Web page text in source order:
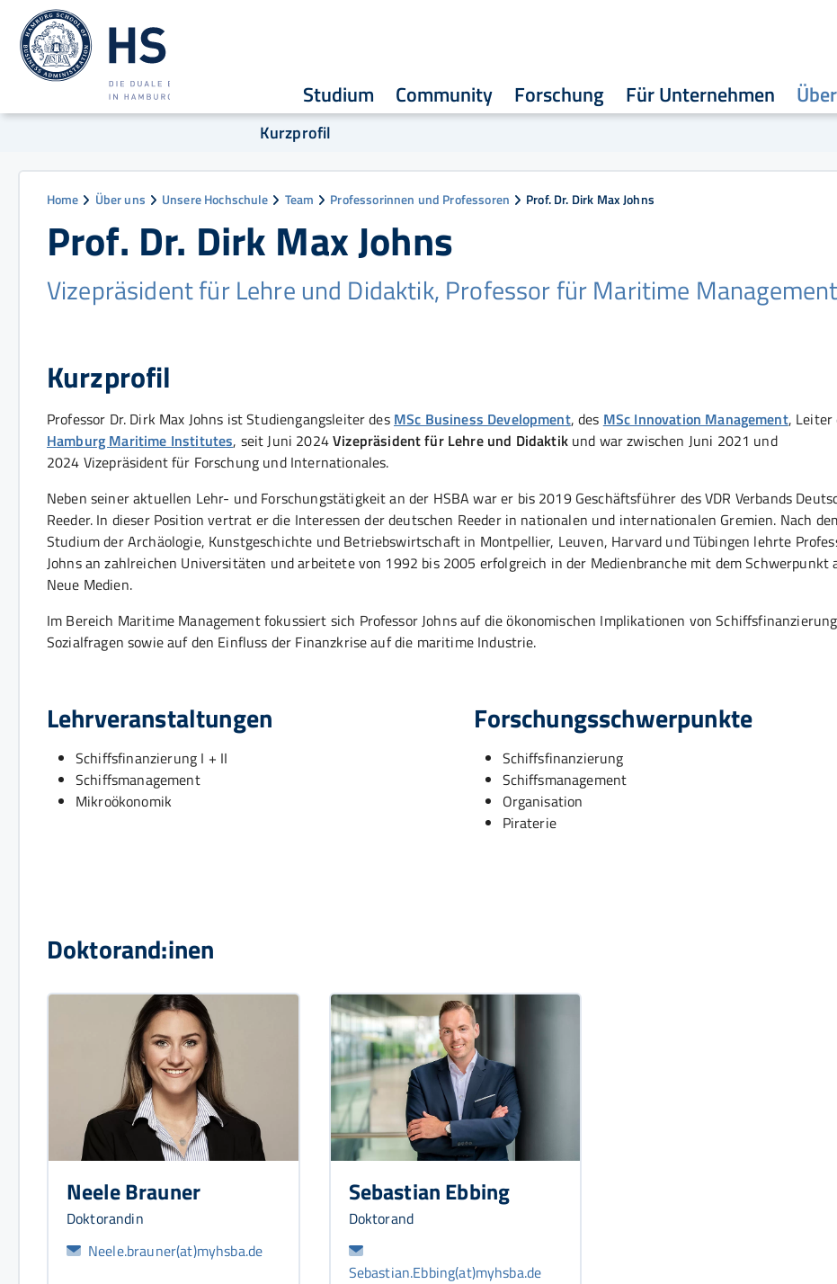
Studium Community Forschung Für Unternehmen
Kurzprofil
Home Über uns Unsere Hochschule Team Professorinnen und Professoren Prof. Dr. Dirk Max Johns
Prof. Dr. Dirk Max Johns
Vizepräsident für Lehre und Didaktik, Professor für Maritime Management
Kurzprofil
Professor Dr. Dirk Max Johns ist Studiengangsleiter des MSc Business Development, des MSc Innovation Management, Leiter
Hamburg Maritime Institutes, seit Juni 2024Vizepräsident für Lehre und Didaktikund war zwischen Juni 2021 und
2024 Vizepräsident für Forschung und Internationales.
Neben seiner aktuellen Lehr- und Forschungstätigkeit an der HSBA war er bis 2019 Geschäftsführer des VDR Verbands
Reeder. In dieser Position vertrat er die Interessen der deutschen Reeder in nationalen und internationalen Gremien. Nach
Studium der Archäologie, Kunstgeschichte und Betriebswirtschaft in Montpellier, Leuven, Harvard und Tübingen lehrte
Johns an zahlreichen Universitäten und arbeitete von 1992 bis 2005 erfolgreich in der Medienbranche mit dem Schwerpunkt
Neue Medien.
Im Bereich Maritime Management fokussiert sich Professor Johns auf die ökonomischen Implikationen von
Sozialfragen sowie auf den Einfluss der Finanzkrise auf die maritime Industrie.
Lehrveranstaltungen
Schiffsfinanzierung I + II
Schiffsmanagement
Mikroökonomik
Forschungsschwerpunkte
Schiffsfinanzierung
Schiffsmanagement
Organisation
Piraterie
Doktorand:inen
Neele Brauner
Doktorandin
Neele.brauner(at)myhsba.de
Sebastian Ebbing
Doktorand
Sebastian.Ebbing(at)myhsba.de